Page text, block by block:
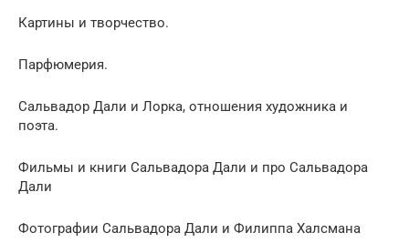
Картины и творчество.
Парфюмерия.
Сальвадор Дали и Лорка, отношения художника и
поэта.
Фильмы и книги Сальвадора Дали и про Сальвадора
Дали
Фотографии Сальвадора Дали и Филиппа Халсмана